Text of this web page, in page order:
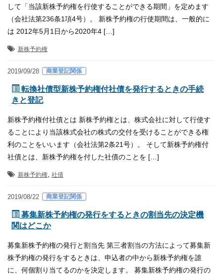
して「当該新株予約権を行使することができる期間」を定めます
（会社法第236条1項4号）。 新株予約権の行使期間は、一般的に
は 2012年5月1日から2020年4 […]
新株予約権
2019/09/28 商業登記関係
転換社債型新株予約権付社債を発行するときの手続
きと登記
新株予約権付社債とは 新株予約権とは、株式会社に対して行使す
ることにより当該株式会社の株式の交付を受けることができる権
利のことをいいます（会社法第2条21号）。 そして新株予約権付
社債とは、新株予約権を付した社債のことを […]
新株予約権, 社債
2019/08/22 商業登記関係
募集新株予約権の発行をするときの割当先の決定機
関はどこか
募集新株予約権の発行と割当先 第三者割当の方法によって募集新
株予約権の発行をするときは、申込者の中から新株予約権を誰
に、何個割り当てるのかを決定します。 募集新株予約権の発行の